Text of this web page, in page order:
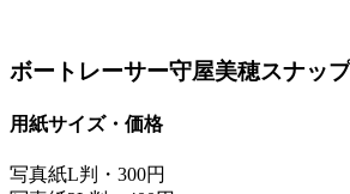
ボートレーサー守屋美穂スナッ
用紙サイズ・価格
写真紙L判・300円